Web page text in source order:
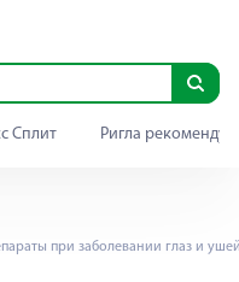
Сплит Ригла
при заболевании глаз и